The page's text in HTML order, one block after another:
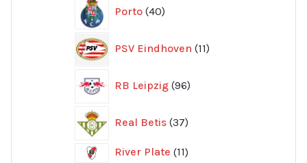
Porto 40
produkter
PSV Eindhoven 11
produkter
RB Leipzig 96
produkter
Real Betis 37
produkter
River Plate 1111